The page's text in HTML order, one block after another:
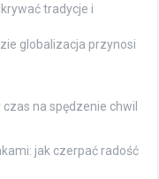
tradycje i
globalizacja przynosi
na spędzenie chwil
jak czerpać radość